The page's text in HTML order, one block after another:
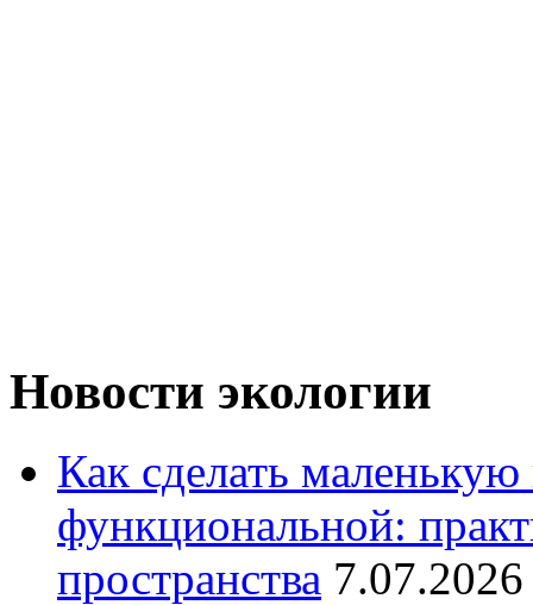
Новости экологии
Как сделать
функциональной:
пространства